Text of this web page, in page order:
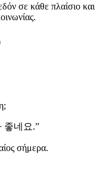
σε κάθε πλαίσιο και
좋네요.”
σήμερα.